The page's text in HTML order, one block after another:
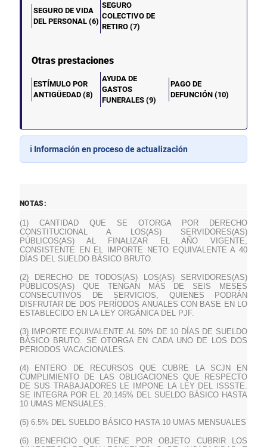
SEGURO DE VIDA
DEL PERSONAL (6)
SEGURO
COLECTIVO DE
RETIRO (7)
Otras prestaciones
ESTÍMULO POR
ANTIGÜEDAD (8)
AYUDA DE
GASTOS
FUNERALES (9)
PAGO DE
DEFUNCIÓN (10)
ℹ️ Información en proceso de actualización
NOTAS:
(1) CANTIDAD QUE SE OTORGA POR DERECHO
CONSTITUCIONAL A LOS(AS) SERVIDORES(AS)
PÚBLICOS(AS) AL FINALIZAR EL AÑO VIGENTE,
CONSISTENTE EN EL IMPORTE NETO EQUIVALENTE A 40
DÍAS DEL SUELDO BÁSICO BRUTO.
(2) DERECHO DE TODOS(AS) LOS(AS) SERVIDORES(AS)
PÚBLICOS(AS) QUE TENGAN MÁS DE SEIS MESES
CONSECUTIVOS DE SERVICIOS, QUIENES PODRÁN
DISFRUTAR DE DOS PERÍODOS ANUALES CON BASE EN LO
ESTABLECIDO EN LA LEY ORGÁNICA DEL PJF.
(3) IMPORTE EQUIVALENTE AL 50% DE 10 DÍAS DE SUELDO
BÁSICO BRUTO. SE OTORGA EN CADA UNO DE LOS DOS
PERIODOS VACACIONALES.
(4) ENTERO DE RECURSOS QUE CUBRE LA SCJN EN
CUMPLIMIENTO DE LAS OBLIGACIONES QUE RESPECTO
DE SUS TRABAJADORES LE IMPONE LA LEY DEL ISSSTE.
SE INTEGRA POR EL 20.145% DEL SUELDO BÁSICO HASTA
10 UMAS MENSUALES.
(5) 6.5% DEL SUELDO BÁSICO HASTA 10 UMAS MENSUALES
(6) BENEFICIO QUE TIENE POR OBJETO CUBRIR LOS